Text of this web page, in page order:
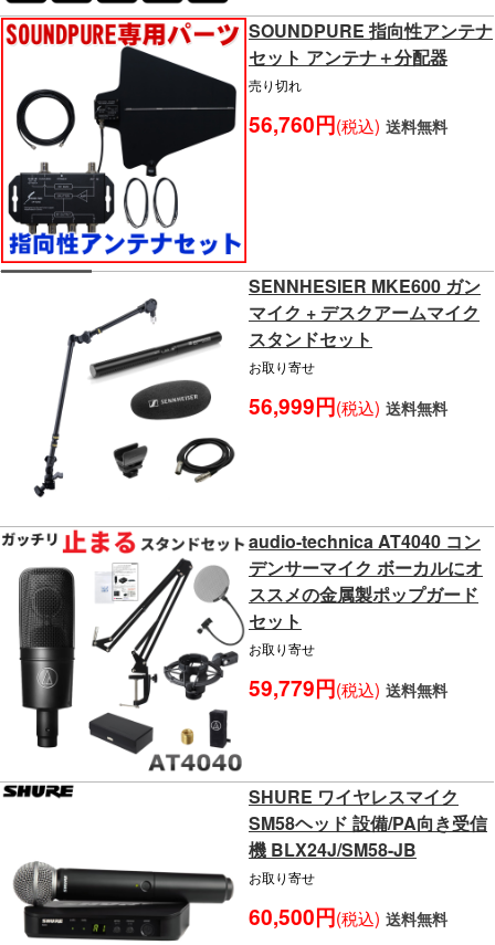
SOUNDPURE 指向性アンテナ
セット アンテナ＋分配器
売り切れ
56,760円(税込) 送料無料
SENNHESIER MKE600 ガン
マイク + デスクアームマイク
スタンドセット
お取り寄せ
56,999円(税込) 送料無料
audio-technica AT4040 コン
デンサーマイク ボーカルにオ
ススメの金属製ポップガード
セット
お取り寄せ
59,779円(税込) 送料無料
SHURE ワイヤレスマイク
SM58ヘッド 設備/PA向き受信
機 BLX24J/SM58-JB
お取り寄せ
60,500円(税込) 送料無料